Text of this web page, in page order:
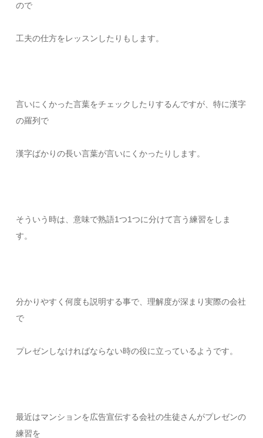
ので
工夫の仕方をレッスンしたりもします。
言いにくかった言葉をチェックしたりするんですが、特に漢字
の羅列で
漢字ばかりの長い言葉が言いにくかったりします。
そういう時は、意味で熟語1つ1つに分けて言う練習をしま
す。
分かりやすく何度も説明する事で、理解度が深まり実際の会社
で
プレゼンしなければならない時の役に立っているようです。
最近はマンションを広告宣伝する会社の生徒さんがプレゼンの
練習を